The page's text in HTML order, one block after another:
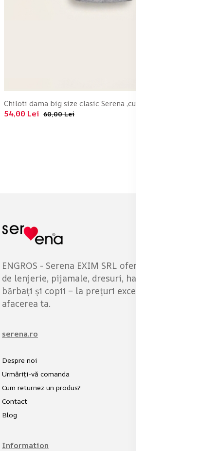
Chiloti dama big size clasic Serena ,culoare gri,Engros
54,00 Lei 60,00 Lei
ENGROS - Serena EXIM SRL oferă o gamă variată
de lenjerie, pijamale, dresuri, haine pentru femei,
bărbați și copii – la prețuri excelente pentru
afacerea ta.
serena.ro
Despre noi
Urmăriți-vă comanda
Cum returnez un produs?
Contact
Blog
Information